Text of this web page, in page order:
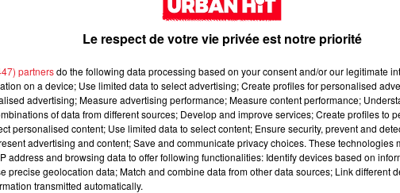
(6am)
&
Siaka & Dr. Yaro - Les
Limites
Kore & Zamdane -
Dalí
Le respect de votre vie privée est notre priorité
partnersdo the following data processing based on your consent and/or our legitimate
on a device; Use limited data to select advertising; Create profiles for personalised
advertising; Measure advertising performance; Measure content performance;
of data from different sources; Develop and improve services; Create profiles to
personalised content; Use limited data to select content; Ensure security, prevent and
advertising and content; Save and communicate privacy choices. These technologies
address and browsing data to offer following functionalities: Identify devices based on
precise geolocation data; Match and combine data from other data sources; Link different
transmitted automatically.